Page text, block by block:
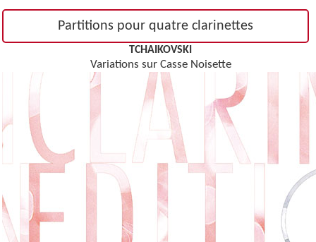
Partitions pour quatre clarinettes
TCHAIKOVSKI
Variations sur Casse Noisette